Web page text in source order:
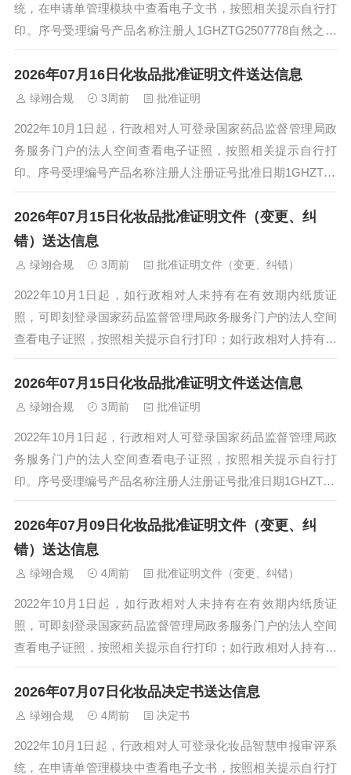
统，在申请单管理模块中查看电子文书，按照相关提示自行打
印。序号受理编号产品名称注册人1GHZTG2507778自然之星
染发啫喱（自然黑）广州...
2026年07月16日化妆品批准证明文件送达信息
绿翊合规 3周前 批准证明
2022年10月1日起，行政相对人可登录国家药品监督管理局政
务服务门户的法人空间查看电子证照，按照相关提示自行打
印。序号受理编号产品名称注册人注册证号批准日期1GHZTZ2
508254可丽金滢亮皙白面...
2026年07月15日化妆品批准证明文件（变更、纠
错）送达信息
绿翊合规 3周前 批准证明文件（变更、纠错）
2022年10月1日起，如行政相对人未持有在有效期内纸质证
照，可即刻登录国家药品监督管理局政务服务门户的法人空间
查看电子证照，按照相关提示自行打印；如行政相对人持有在
有效期内纸质证照，交还纸质注册证后...
2026年07月15日化妆品批准证明文件送达信息
绿翊合规 3周前 批准证明
2022年10月1日起，行政相对人可登录国家药品监督管理局政
务服务门户的法人空间查看电子证照，按照相关提示自行打
印。序号受理编号产品名称注册人注册证号批准日期1GHZTX2
601414PURNESS&...
2026年07月09日化妆品批准证明文件（变更、纠
错）送达信息
绿翊合规 4周前 批准证明文件（变更、纠错）
2022年10月1日起，如行政相对人未持有在有效期内纸质证
照，可即刻登录国家药品监督管理局政务服务门户的法人空间
查看电子证照，按照相关提示自行打印；如行政相对人持有在
有效期内纸质证照，交还纸质注册证后...
2026年07月07日化妆品决定书送达信息
绿翊合规 4周前 决定书
2022年10月1日起，行政相对人可登录化妆品智慧申报审评系
统，在申请单管理模块中查看电子文书，按照相关提示自行打